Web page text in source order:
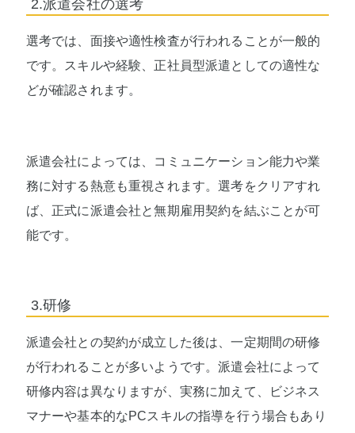
2.派遣会社の選考
選考では、面接や適性検査が行われることが一般的
です。スキルや経験、正社員型派遣としての適性な
どが確認されます。
派遣会社によっては、コミュニケーション能力や業
務に対する熱意も重視されます。選考をクリアすれ
ば、正式に派遣会社と無期雇用契約を結ぶことが可
能です。
3.研修
派遣会社との契約が成立した後は、一定期間の研修
が行われることが多いようです。派遣会社によって
研修内容は異なりますが、実務に加えて、ビジネス
マナーや基本的なPCスキルの指導を行う場合もあり